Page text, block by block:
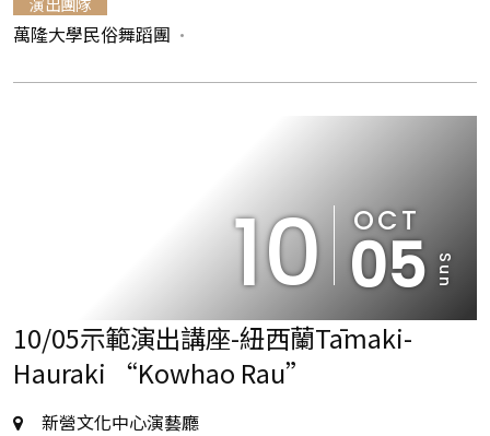
萬隆大學民俗舞蹈團
10 OCT
05 Sun
10/05示範演出講座-紐西蘭Tāmaki-
Hauraki “Kowhao Rau”
地
新營文化中心演藝廳